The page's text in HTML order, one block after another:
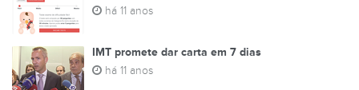
há 11 anos
IMT promete dar carta em 7 dias
há 11 anos